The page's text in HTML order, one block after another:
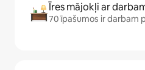
Īres mājokļi ar
70 īpašumos ir darbam